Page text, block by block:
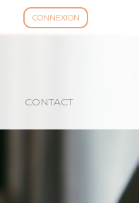
CONNEXION
CONTACT